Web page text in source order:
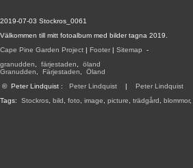
2019-07-03 Stockros_0061
Välkommen till mitt fotoalbum med bilder tagna 2019.
Cape Pine Garden Project | Footer | Sitemap -
granudden
färjestaden
öland
Granudden
Färjestaden
Öland
© Peter Lindquist : Peter Lindquist | Peter Lindquist
Tags: Stockros bild foto image picture trädgård blommor,